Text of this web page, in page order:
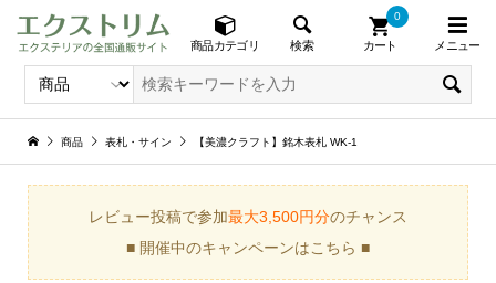
商品カテゴリ 検索 カート
0
メニュー
商品 表札・サイン 【美濃クラフト】銘木表札 WK-1
レビュー投稿で参加最大3,500円分のチャンス
■ 開催中のキャンペーンはこちら ■